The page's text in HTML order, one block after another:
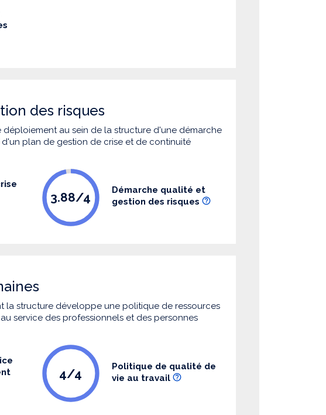
des risques
déploiement au sein de la structure d'une démarche
plan de gestion de crise et de continuité
3.88/4
Démarche qualité et
gestion des risques
la structure développe une politique de ressources
service des professionnels et des personnes
4/4
Politique de qualité de
vie au travail